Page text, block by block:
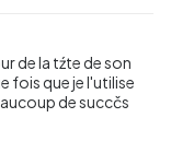
de la tźte de son
fois que je l'utilise
de succčs